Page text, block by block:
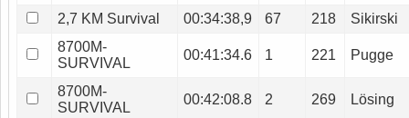
2,7 KM Survival
00:34:38,9 67 218
Sikirski
8700M-
SURVIVAL
00:41:34.6 1 221 Pugge
8700M-
SURVIVAL
00:42:08.8 2 269 Lösing